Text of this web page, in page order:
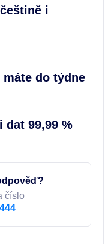
i
máte do týdne
dat 99,99 %
číslo